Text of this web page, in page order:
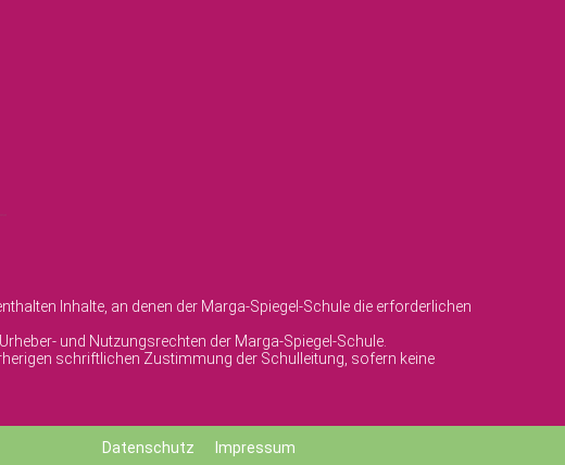
Inhalte, an denen der Marga-Spiegel-Schule die erforderlichen
und Nutzungsrechten der Marga-Spiegel-Schule.
schriftlichen Zustimmung der Schulleitung, sofern keine
Datenschutz Impressum